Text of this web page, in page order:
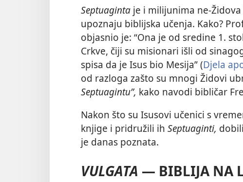
Septuaginta je i milijunima ne-
upoznaju biblijska učenja. Kako?
objasnio je: “Ona je od sredine 1.
Crkve, čiji su misionari išli od
spisa da je Isus bio Mesija” (Djela
od razloga zašto su mnogi Židovi
Septuagintu”, kako navodi bibličar
Nakon što su Isusovi učenici s
knjige i pridružili ih Septuaginti,
je danas poznata.
VULGATA — BIBLIJA NA